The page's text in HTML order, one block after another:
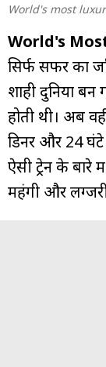
World's most
World's
सिर्फ सफर का
शाही दुनिया
होती थी। अब
डिनर और 24
ऐसी ट्रेन के बारे
महंगी और लग्जरी